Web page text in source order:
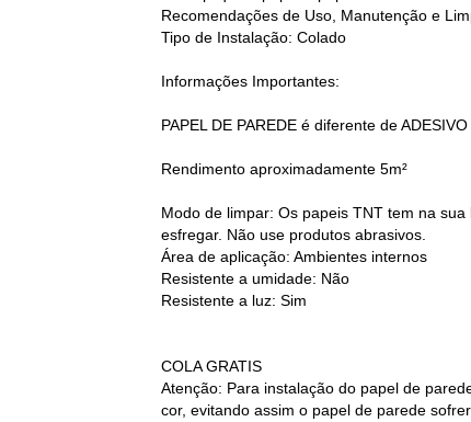
Recomendações de Uso, Manutenção e
Tipo de Instalação: Colado
Informações Importantes:
PAPEL DE PAREDE é diferente de ADESIVO
Rendimento aproximadamente 5m²
Modo de limpar: Os papeis TNT tem na
esfregar. Não use produtos abrasivos.
Área de aplicação: Ambientes internos
Resistente a umidade: Não
Resistente a luz: Sim
COLA GRATIS
Atenção: Para instalação do papel de
cor, evitando assim o papel de parede